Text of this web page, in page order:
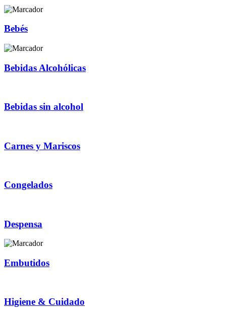
Bebés
Bebidas Alcohólicas
Bebidas sin alcohol
Carnes y Mariscos
Congelados
Despensa
Embutidos
Higiene & Cuidado